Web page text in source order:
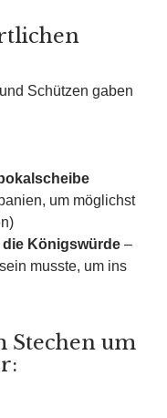
Schützen gaben
um möglichst
Königswürde –
sein musste, um ins
Stechen um